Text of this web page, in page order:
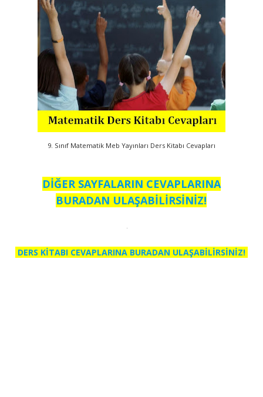
9. Sınıf Matematik Meb Yayınları Ders Kitabı Cevapları
DİĞER SAYFALARIN CEVAPLARINA
BURADAN ULAŞABİLİRSİNİZ!
DERS KİTABI CEVAPLARINA BURADAN ULAŞABİLİRSİNİZ!